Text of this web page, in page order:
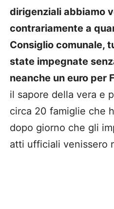
dirigenziali abbiamo
contrariamente a
Consiglio comunale,
state impegnate
neanche un euro per
il sapore della vera e
circa 20 famiglie che
dopo giorno che gli
atti ufficiali venissero